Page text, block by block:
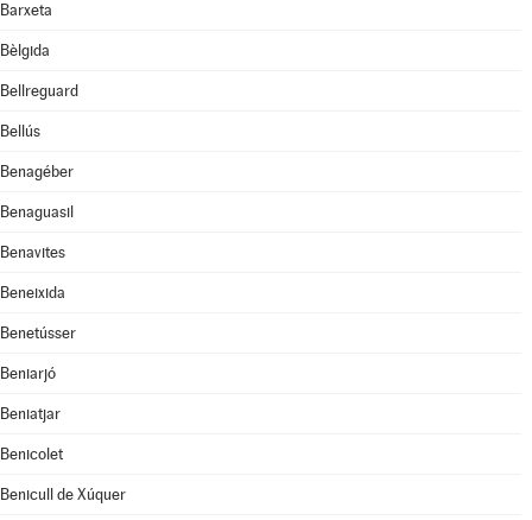
Barxeta
Bèlgida
Bellreguard
Bellús
Benagéber
Benaguasil
Benavites
Beneixida
Benetússer
Beniarjó
Beniatjar
Benicolet
Benicull de Xúquer